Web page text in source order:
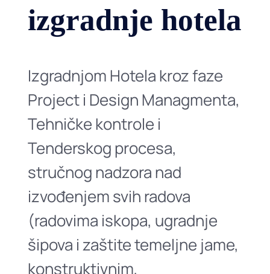
izgradnje hotela
Izgradnjom Hotela kroz faze
Project i Design Managmenta,
Tehničke kontrole i
Tenderskog procesa,
stručnog nadzora nad
izvođenjem svih radova
(radovima iskopa, ugradnje
šipova i zaštite temeljne jame,
konstruktivnim,